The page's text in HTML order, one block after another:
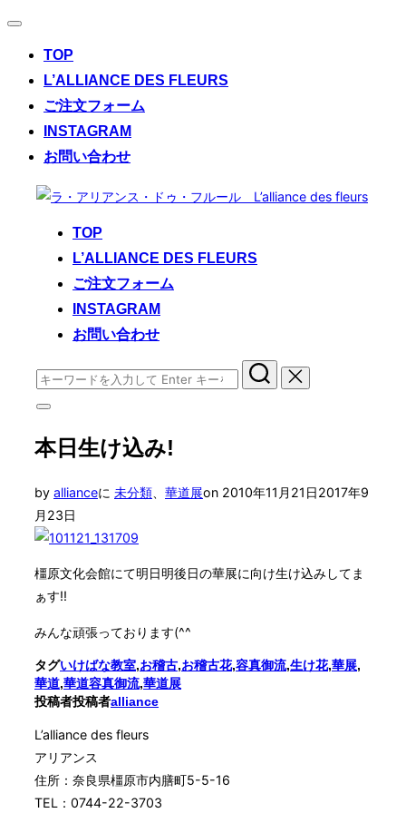
ナ
TOP
L’ALLIANCE DES FLEURS
ご注文フォーム
INSTAGRAM
お問い合わせ
TOP
L’ALLIANCE DES FLEURS
ご注文フォーム
INSTAGRAM
お問い合わせ
検
索
象:
サ
ド
バ
と
ナ
ビ
ゲ
シ
ョ
を
切
り
替
え
る
本日生け込み!
by allianceに 未分類 華道展on 投
2010年11月21日2017年9
月23日
橿原文化会館にて明日明後日の華展に向け生け込みしてま
ぁす!!
みんな頑張っております(^^ゞ
タグいけばな教室,お稽古,お稽古花,容真御流,生け花,華展,
華道,華道容真御流,華道展
投稿者投稿者alliance
L’alliance des fleurs
アリアンス
住所：奈良県橿原市内膳町5-5-16
TEL：0744-22-3703